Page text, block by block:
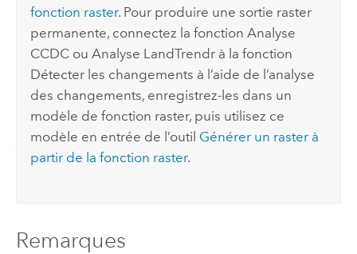
fonction raster. Pour produire une sortie raster
permanente, connectez la fonction Analyse
CCDC ou Analyse LandTrendr à la fonction
Détecter les changements à l’aide de l’analyse
des changements, enregistrez-les dans un
modèle de fonction raster, puis utilisez ce
modèle en entrée de l’outil Générer un raster à
partir de la fonction raster.
Remarques